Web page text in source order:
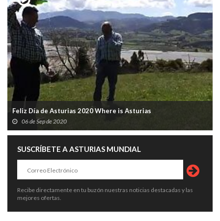
Feliz Día de Asturias 2020 Where is Asturias
06 de Sep de 2020
SUSCRÍBETE A ASTURIAS MUNDIAL
Recibe directamente en tu buzón nuestras noticias destacadas y las
mejores ofertas.